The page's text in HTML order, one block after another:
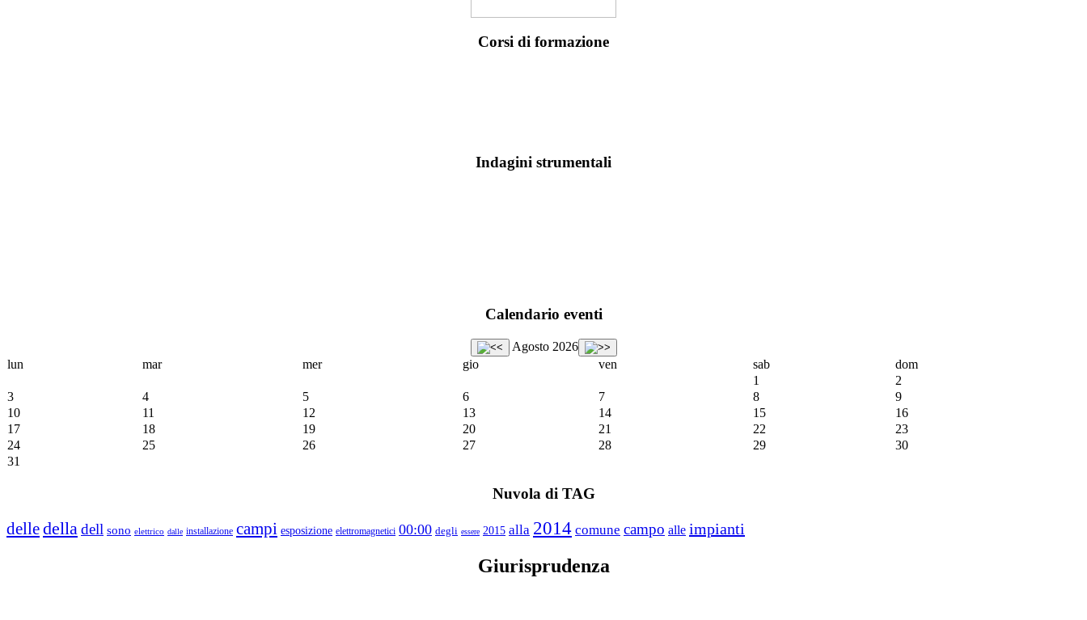
Corsi di formazione
Indagini strumentali
Calendario eventi
Agosto 2026
lun
mar mer gio ven sab
dom
1
2
3
4 5 6 7 8
9
10
11 12 13 14 15
16
17
18 19 20 21 22
23
24
25 26 27 28 29
30
31
Nuvola di TAG
delledella dell sono elettrico dalle installazione campi esposizione elettromagnetici 00:00 degli essere 2015 alla 2014 comune campo alle impianti
Giurisprudenza